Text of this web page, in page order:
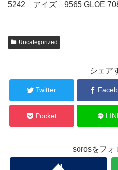
5242 アイズ 9565 GLOE
Uncategorized
シェア
Twitter
Pocket
sorosをフォ